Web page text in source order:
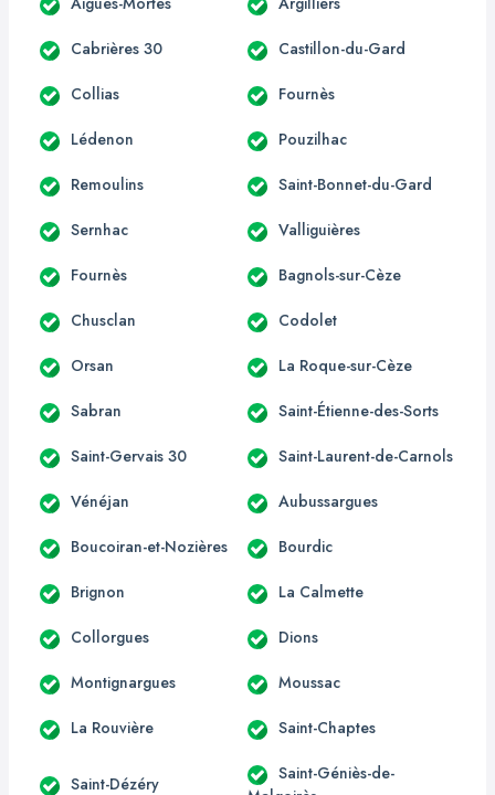
Cabrières 30 Castillon-du-Gard
Collias Fournès
Lédenon Pouzilhac
Remoulins Saint-Bonnet-du-Gard
Sernhac Valliguières
Fournès Bagnols-sur-Cèze
Chusclan Codolet
Orsan La Roque-sur-Cèze
Sabran Saint-Étienne-des-Sorts
Saint-Gervais 30 Saint-Laurent-de-Carnols
Vénéjan Aubussargues
Boucoiran-et-Nozières Bourdic
Brignon La Calmette
Collorgues Dions
Montignargues Moussac
La Rouvière Saint-Chaptes
Saint-Dézéry
Saint-Géniès-de-